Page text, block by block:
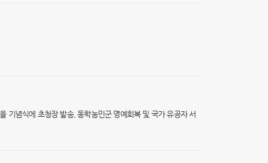
기념식에 초청장 발송, 동학농민군 명예회복 및 국가 유공자 서